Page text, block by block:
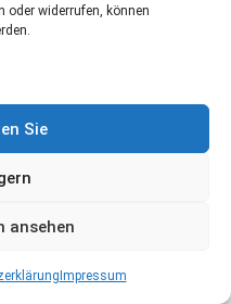
oder widerrufen, können
Sie
ansehen
Impressum